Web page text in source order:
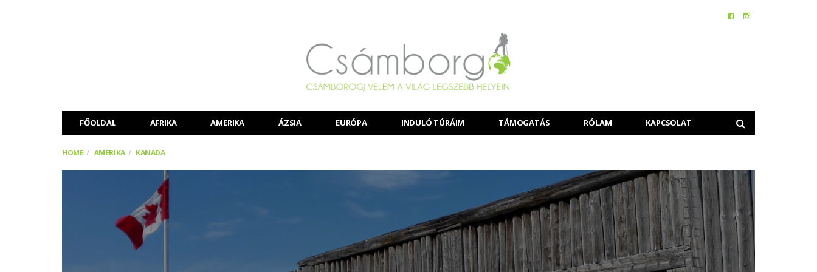
FŐOLDAL AFRIKA AMERIKA ÁZSIA EURÓPA INDULÓ TÚRÁIM TÁMOGATÁS RÓLAM KAPCSOLAT
HOME AMERIKA KANADA